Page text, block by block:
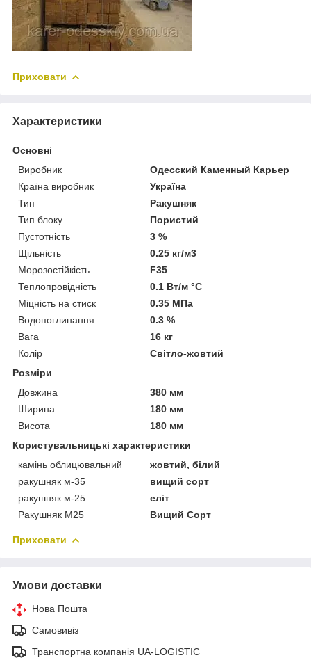
Приховати
Характеристики
Основні
Виробник
Одесский Каменный Карьер
Країна виробник
Україна
Тип
Ракушняк
Тип блоку
Пористий
Пустотність
3 %
Щільність
0.25 кг/м3
Морозостійкість
F35
Теплопровідність
0.1 Вт/м °С
Міцність на стиск
0.35 МПа
Водопоглинання
0.3 %
Вага
16 кг
Колір
Світло-жовтий
Розміри
Довжина
380 мм
Ширина
180 мм
Висота
180 мм
Користувальницькі характеристики
камінь облицювальний
жовтий, білий
ракушняк м-35
вищий сорт
ракушняк м-25
еліт
Ракушняк М25
Вищий Сорт
Приховати
Умови доставки
Нова Пошта
Самовивіз
Транспортна компанія UA-LOGISTIC